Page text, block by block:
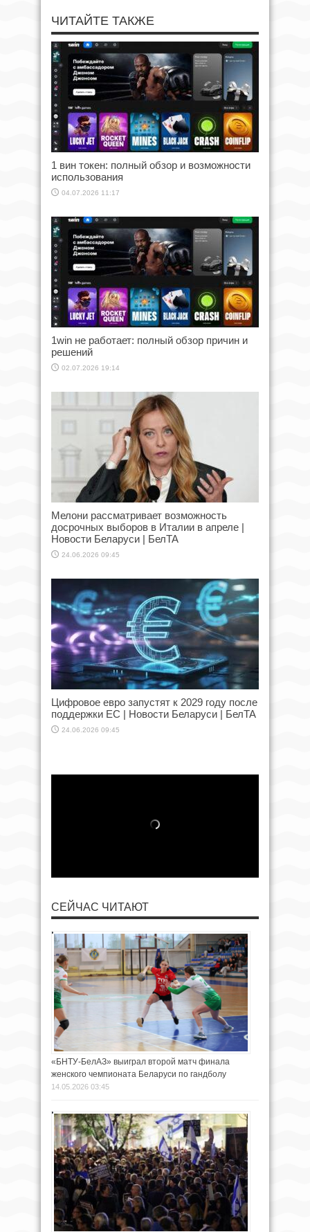
ЧИТАЙТЕ ТАКЖЕ
1 вин токен: полный обзор и возможности
использования
04.07.2026 11:17
1win не работает: полный обзор причин и
решений
02.07.2026 19:14
Мелони рассматривает возможность
досрочных выборов в Италии в апреле |
Новости Беларуси | БелТА
24.06.2026 09:45
Цифровое евро запустят к 2029 году после
поддержки ЕС | Новости Беларуси | БелТА
24.06.2026 09:45
СЕЙЧАС ЧИТАЮТ
«БНТУ-БелАЗ» выиграл второй матч финала
женского чемпионата Беларуси по гандболу
14.05.2026 03:45